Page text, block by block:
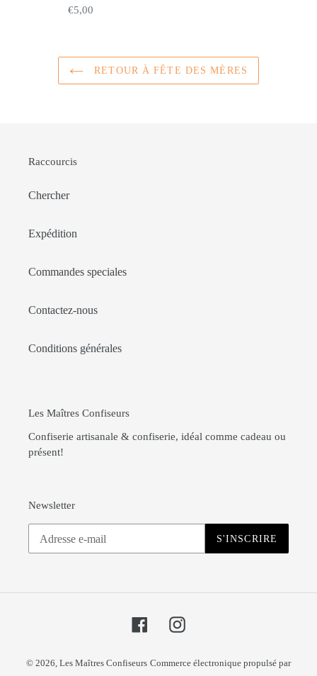
Prix
€5,00
RETOUR À FÊTE DES MÈRES
Raccourcis
Chercher
Expédition
Commandes speciales
Contactez-nous
Conditions générales
Les Maîtres Confiseurs
Confiserie artisanale & confiserie, idéal comme cadeau ou
présent!
Newsletter
S'INSCRIRE
FacebookInstagram
© 2026, Les Maîtres Confiseurs Commerce électronique propulsé par